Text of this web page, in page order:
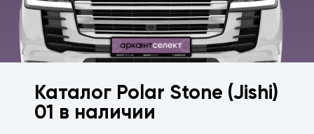
Каталог Polar Stone (Jishi)
01 в наличии